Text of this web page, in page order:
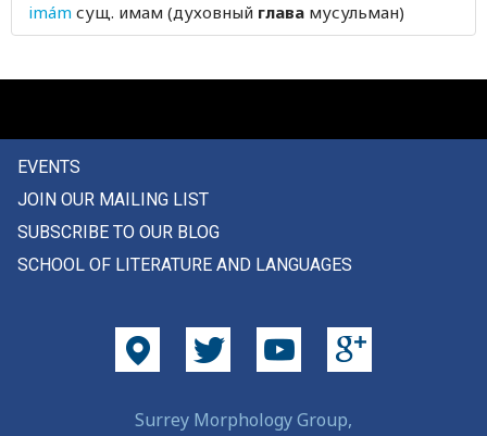
глуховатый
гнать
гнев
imám сущ. имам (духовный глава мусульман)
EVENTS
JOIN OUR MAILING LIST
SUBSCRIBE TO OUR BLOG
SCHOOL OF LITERATURE AND LANGUAGES
Surrey Morphology Group,